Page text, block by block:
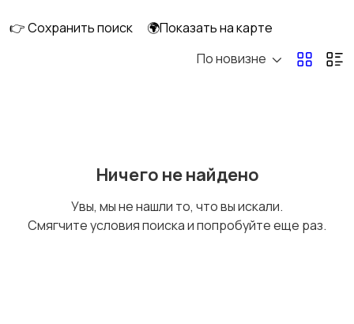
Добыча сырья,
👉 Сохранить поиск
🌍Показать на карте
По новизне
Ничего не найдено
Увы, мы не нашли то, что вы искали.
Смягчите условия поиска и попробуйте еще раз.